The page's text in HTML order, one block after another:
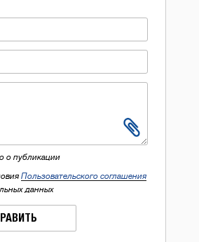
о публикации
Пользовательского соглашения
данных